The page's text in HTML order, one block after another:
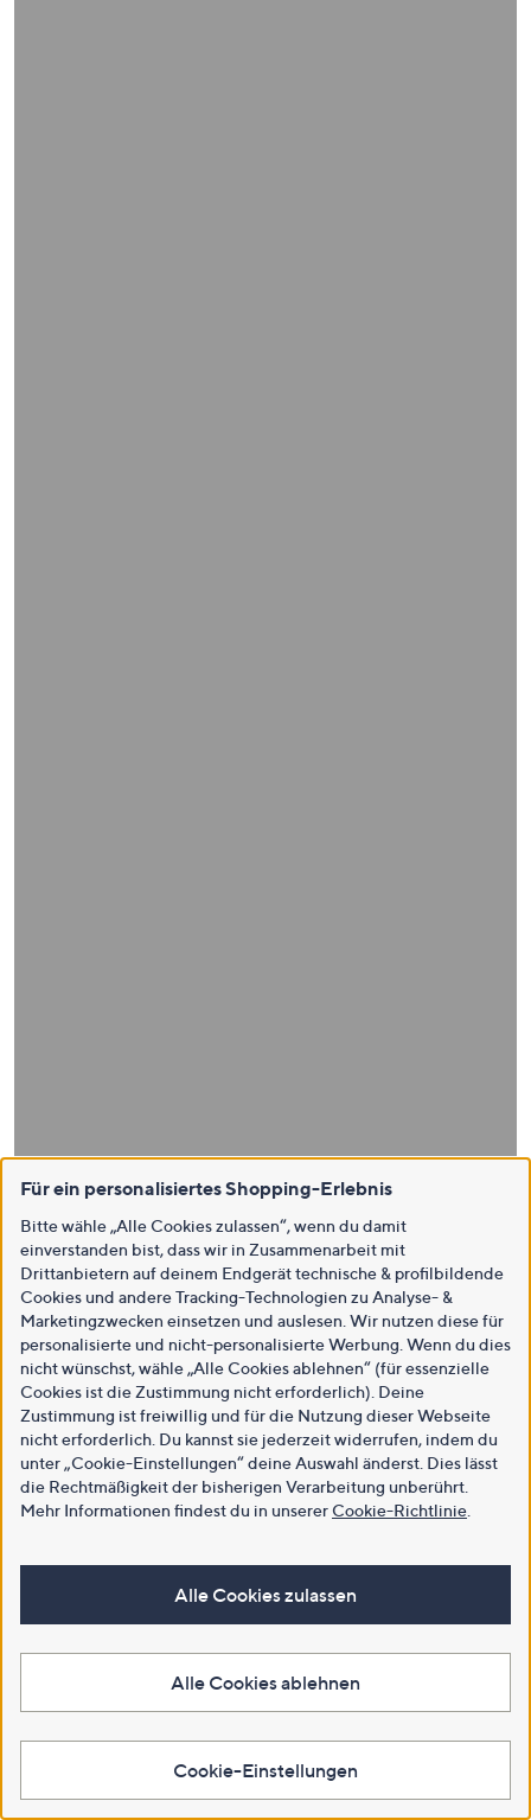
Für ein personalisiertes Shopping-Erlebnis
Bitte wähle „Alle Cookies zulassen“, wenn du damit
einverstanden bist, dass wir in Zusammenarbeit mit
Drittanbietern auf deinem Endgerät technische & profilbildende
Cookies und andere Tracking-Technologien zu Analyse- &
Marketingzwecken einsetzen und auslesen. Wir nutzen diese für
personalisierte und nicht-personalisierte Werbung. Wenn du dies
nicht wünschst, wähle „Alle Cookies ablehnen“ (für essenzielle
Cookies ist die Zustimmung nicht erforderlich). Deine
Zustimmung ist freiwillig und für die Nutzung dieser Webseite
nicht erforderlich. Du kannst sie jederzeit widerrufen, indem du
unter „Cookie-Einstellungen“ deine Auswahl änderst. Dies lässt
die Rechtmäßigkeit der bisherigen Verarbeitung unberührt.
Mehr Informationen findest du in unsererCookie-Richtlinie
Alle Cookies zulassen
Alle Cookies ablehnen
Cookie-Einstellungen